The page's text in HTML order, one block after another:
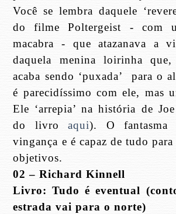
Você se lembra daquele
do filme Poltergeist - com
macabra - que atazanava a
daquela menina loirinha
acaba sendo ‘puxada’
para o
é parecidíssimo com ele, mas
Ele ‘arrepia’ na história de
do livroaqui). O fantasma
vingança e é capaz de tudo
objetivos.
02 – Richard Kinnell
Livro: Tudo é eventual
estrada vai para o norte)